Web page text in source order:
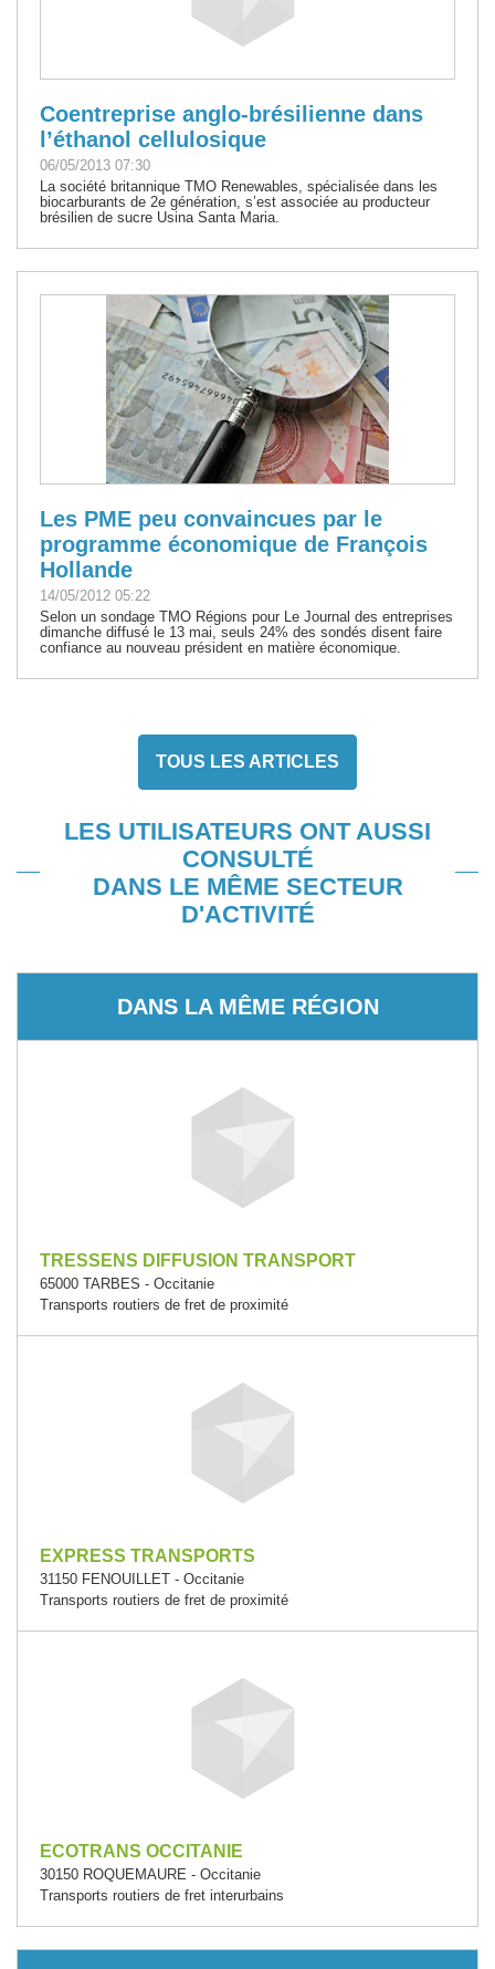
Coentreprise anglo-brésilienne dans
l’éthanol cellulosique
06/05/2013 07:30
La société britannique TMO Renewables, spécialisée dans les
biocarburants de 2e génération, s’est associée au producteur
brésilien de sucre Usina Santa Maria.
Les PME peu convaincues par le
programme économique de François
Hollande
14/05/2012 05:22
Selon un sondage TMO Régions pour Le Journal des entreprises
dimanche diffusé le 13 mai, seuls 24% des sondés disent faire
confiance au nouveau président en matière économique.
TOUS LES ARTICLES
LES UTILISATEURS ONT AUSSI
CONSULTÉ
DANS LE MÊME SECTEUR
D'ACTIVITÉ
DANS LA MÊME RÉGION
TRESSENS DIFFUSION TRANSPORT
65000 TARBES - Occitanie
Transports routiers de fret de proximité
EXPRESS TRANSPORTS
31150 FENOUILLET - Occitanie
Transports routiers de fret de proximité
ECOTRANS OCCITANIE
30150 ROQUEMAURE - Occitanie
Transports routiers de fret interurbains